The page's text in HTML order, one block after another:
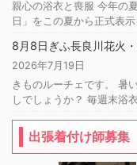
親心の浴衣と喪服 今年の
日」をこの夏から正式表
8月8日ぎふ長良川花火
2026年7月19日
きものルーチェです。 暑
しでしょうか？ 毎週末浴
出張着付け師募集